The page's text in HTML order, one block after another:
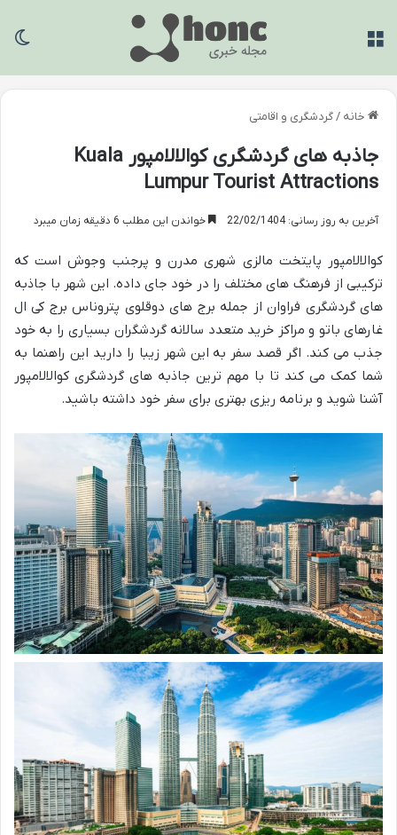
خانه /گردشگری و اقامتی
جاذبه های گردشگری کوالالامپور Kuala
Lumpur Tourist Attractions
آخرین به روز رسانی: 22/02/1404 خواندن این مطلب 6 دقیقه زمان میبرد
کوالالامپور پایتخت مالزی شهری مدرن و پرجنب وجوش است که
ترکیبی از فرهنگ های مختلف را در خود جای داده. این شهر با جاذبه
های گردشگری فراوان از جمله برج های دوقلوی پتروناس برج کی ال
غارهای باتو و مراکز خرید متعدد سالانه گردشگران بسیاری را به خود
جذب می کند. اگر قصد سفر به این شهر زیبا را دارید این راهنما به
شما کمک می کند تا با مهم ترین جاذبه های گردشگری کوالالامپور
آشنا شوید و برنامه ریزی بهتری برای سفر خود داشته باشید.